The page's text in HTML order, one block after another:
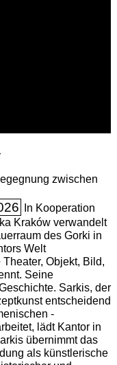
zwischen
In Kooperation
Kraków verwandelt
des Gorki in
Welt
Objekt, Bild,
Seine
Sarkis, der
entscheidend
lädt Kantor in
übernimmt das
als künstlerische